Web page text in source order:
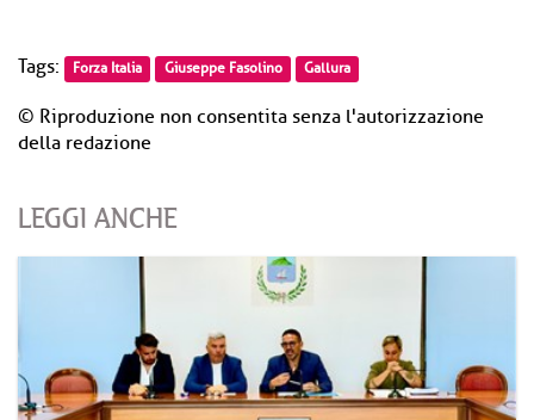
Tags: Forza Italia Giuseppe Fasolino Gallura
© Riproduzione non consentita senza l'autorizzazione
della redazione
LEGGI ANCHE